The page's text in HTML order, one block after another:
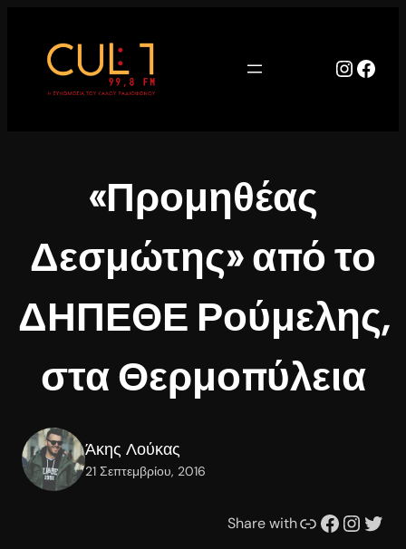
περιεχόμενο
«Προμηθέας
Δεσμώτης» από το
ΔΗΠΕΘΕ Ρούμελης,
στα Θερμοπύλεια
Άκης Λούκας
21 Σεπτεμβρίου, 2016
Share withΣυνδέσμου Facebook Instagram Twitter